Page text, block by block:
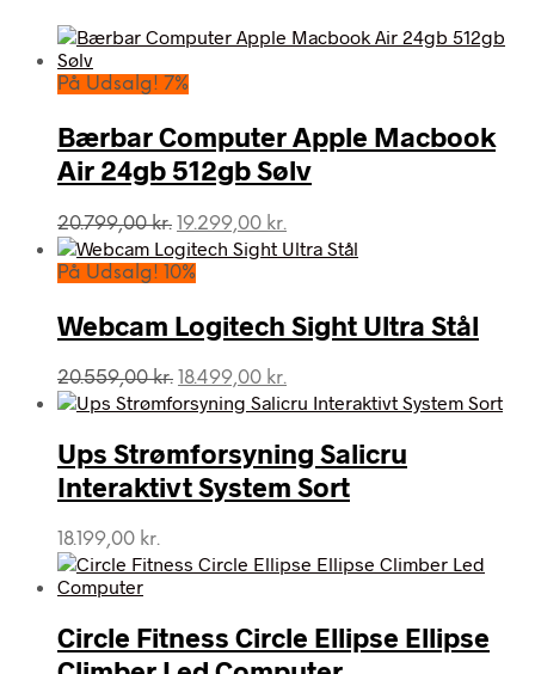
På Udsalg! 7%
Bærbar Computer Apple Macbook
Air 24gb 512gb Sølv
20.799,00kr. Den
oprindelige
pris
20.799,00 kr..
19.299,00 kr.
aktuelle
19.299,00 kr..
På Udsalg! 10%
Webcam Logitech Sight Ultra Stål
20.559,00kr. Den
oprindelige
var:
20.559,00 kr..
18.499,00 kr.
aktuelle
er:
18.499,00 kr..
Ups Strømforsyning Salicru
Interaktivt System Sort
18.199,00 kr.
Circle Fitness Circle Ellipse Ellipse